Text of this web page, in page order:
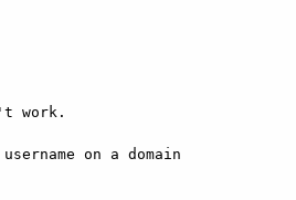
work.
on a domain